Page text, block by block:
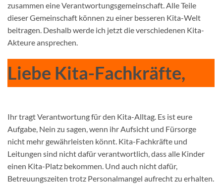
zusammen eine Verantwortungsgemeinschaft. Alle Teile
dieser Gemeinschaft können zu einer besseren Kita-Welt
beitragen. Deshalb werde ich jetzt die verschiedenen Kita-
Akteure ansprechen.
Liebe Kita-Fachkräfte,
Ihr tragt Verantwortung für den Kita-Alltag. Es ist eure
Aufgabe, Nein zu sagen, wenn ihr Aufsicht und Fürsorge
nicht mehr gewährleisten könnt. Kita-Fachkräfte und
Leitungen sind nicht dafür verantwortlich, dass alle Kinder
einen Kita-Platz bekommen. Und auch nicht dafür,
Betreuungszeiten trotz Personalmangel aufrecht zu erhalten.